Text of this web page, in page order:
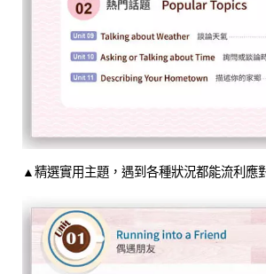
▲精選實用主題，遇到各種狀況都能流利應